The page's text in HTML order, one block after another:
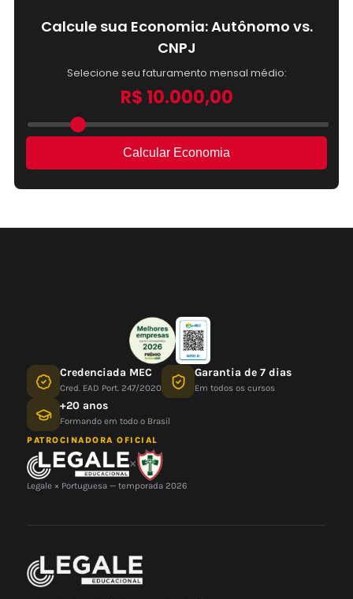
Credenciada MEC
Cred. EAD Port. 247/2020
Garantia de 7 dias
Em todos os cursos
+20 anos
Formando em todo o Brasil
PATROCINADORA OFICIAL
×
Legale × Portuguesa — temporada 2026